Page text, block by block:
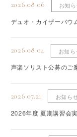
2026.08.06 お知
デュオ・カイザーバウ
2026.08.04 お知
声楽ソリスト公募のご
2026.07.21 お知ら
2026年度 夏期講習会